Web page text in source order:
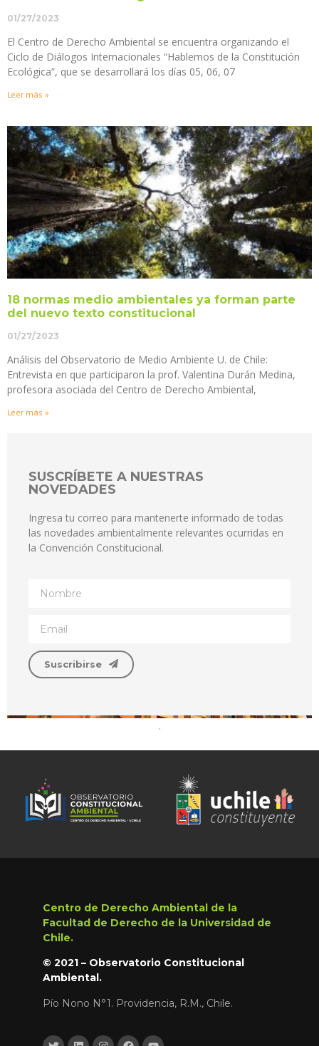
01/27/2023
El Centro de Derecho Ambiental se encuentra organizando el
Ciclo de Diálogos Internacionales “Hablemos de la Constitución
Ecológica”, que se desarrollará los días 05, 06, 07
Leer más »
18 normas medio ambientales ya forman parte
del nuevo texto constitucional
01/27/2023
Análisis del Observatorio de Medio Ambiente U. de Chile:
Entrevista en que participaron la prof. Valentina Durán Medina,
profesora asociada del Centro de Derecho Ambiental,
Leer más »
SUSCRÍBETE A NUESTRAS
NOVEDADES
Ingresa tu correo para mantenerte informado de todas
las novedades ambientalmente relevantes ocurridas en
la Convención Constitucional.
Suscribirse
.
Centro de Derecho Ambiental de la
Facultad de Derecho de la Universidad de
Chile.
© 2021 – Observatorio Constitucional
Ambiental.
Pío Nono N°1. Providencia, R.M., Chile.